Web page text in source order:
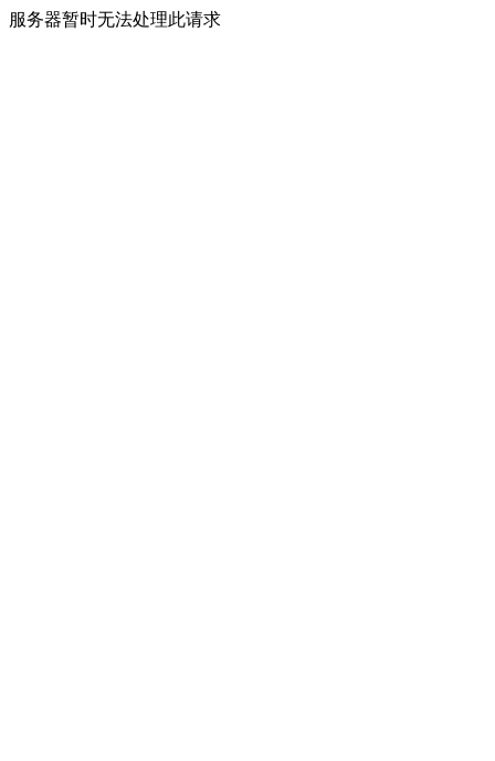
服务器暂时无法处理此请求